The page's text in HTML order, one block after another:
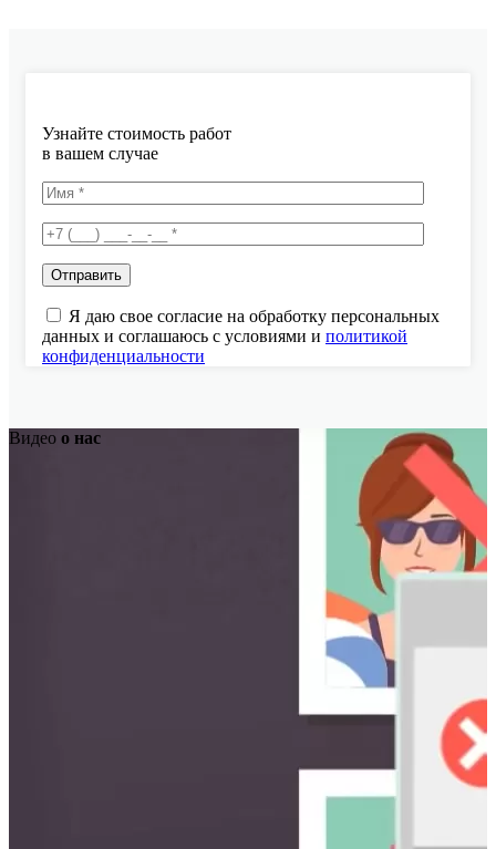
Узнайте стоимость работ
в вашем случае
Я даю свое согласие на обработку персональных
данных и соглашаюсь с условиями и политикой
конфиденциальности
Видео о нас